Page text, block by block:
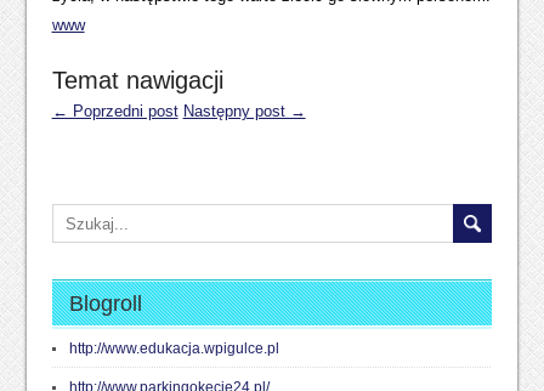
www
Temat nawigacji
← Poprzedni post Następny post →
Blogroll
http://www.edukacja.wpigulce.pl
http://www.parkingokecie24.pl/